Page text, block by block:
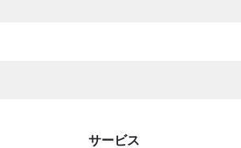
サービス